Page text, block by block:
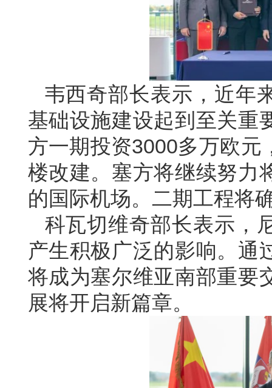
韦西奇部长表示，近年
基础设施建设起到至关重
方一期投资3000多万欧元
楼改建。塞方将继续努力
的国际机场。二期工程将
科瓦切维奇部长表示，
产生积极广泛的影响。通
将成为塞尔维亚南部重要
展将开启新篇章。